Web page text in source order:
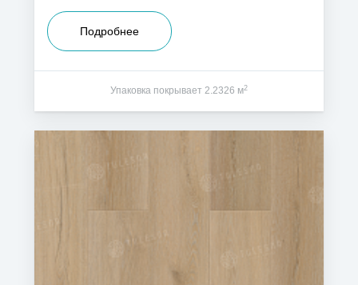
Подробнее
Упаковка покрывает 2.2326 м2